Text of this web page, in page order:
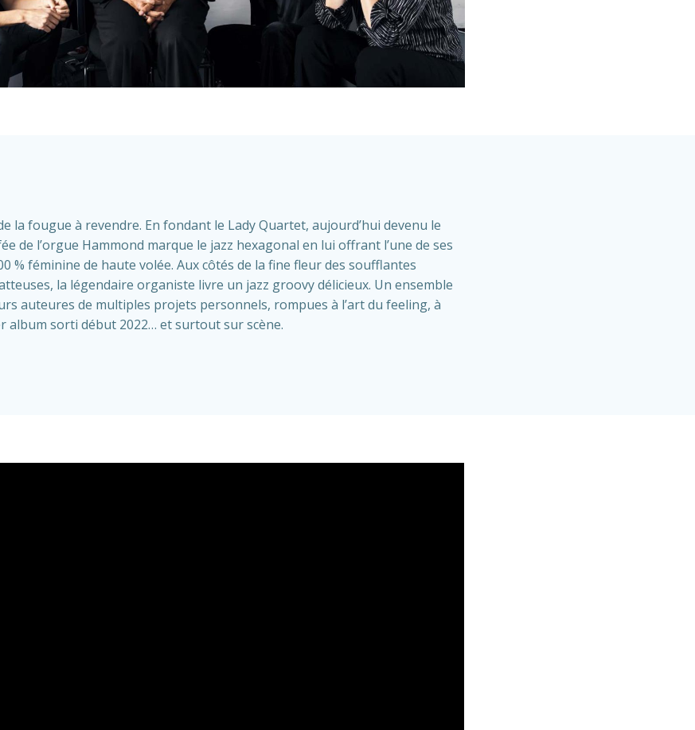
la fougue à revendre. En fondant le Lady Quartet, aujourd’hui devenu le
de l’orgue Hammond marque le jazz hexagonal en lui offrant l’une de ses
% féminine de haute volée. Aux côtés de la fine fleur des soufflantes
la légendaire organiste livre un jazz groovy délicieux. Un ensemble
auteures de multiples projets personnels, rompues à l’art du feeling, à
album sorti début 2022… et surtout sur scène.